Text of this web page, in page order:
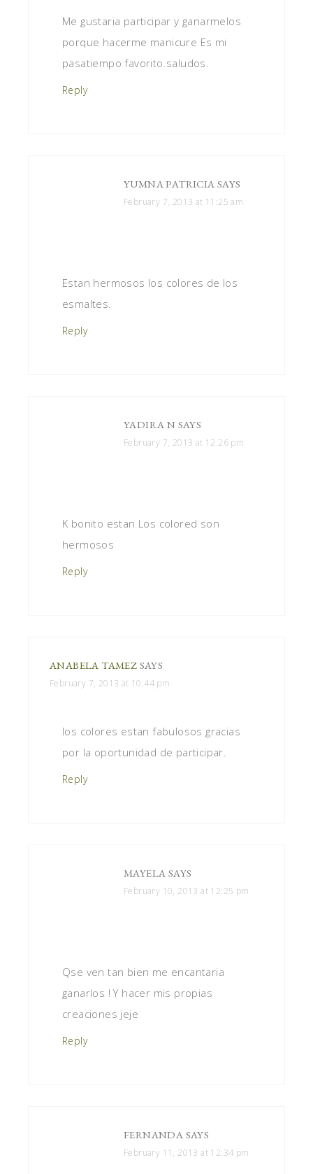
Me gustaria participar y ganarmelos
porque hacerme manicure Es mi
pasatiempo favorito.saludos.
Reply
YUMNA PATRICIA SAYS
February 7, 2013 at 11:25 am
Estan hermosos los colores de los
esmaltes.
Reply
YADIRA N SAYS
February 7, 2013 at 12:26 pm
K bonito estan Los colored son
hermosos
Reply
ANABELA TAMEZ SAYS
February 7, 2013 at 10:44 pm
los colores estan fabulosos gracias
por la oportunidad de participar.
Reply
MAYELA SAYS
February 10, 2013 at 12:25 pm
Qse ven tan bien me encantaria
ganarlos ! Y hacer mis propias
creaciones jeje
Reply
FERNANDA SAYS
February 11, 2013 at 12:34 pm